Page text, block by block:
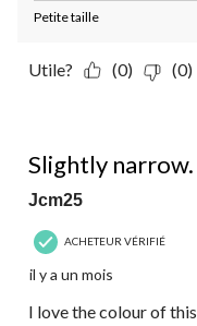
Petite taille
Utile? (0) (0)
Slightly
Jcm25
ACHETEUR VÉRIFIÉ
il y a un mois
I love the colour of